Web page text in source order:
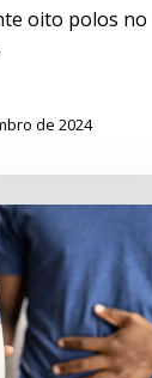
oito polos no
de 2024